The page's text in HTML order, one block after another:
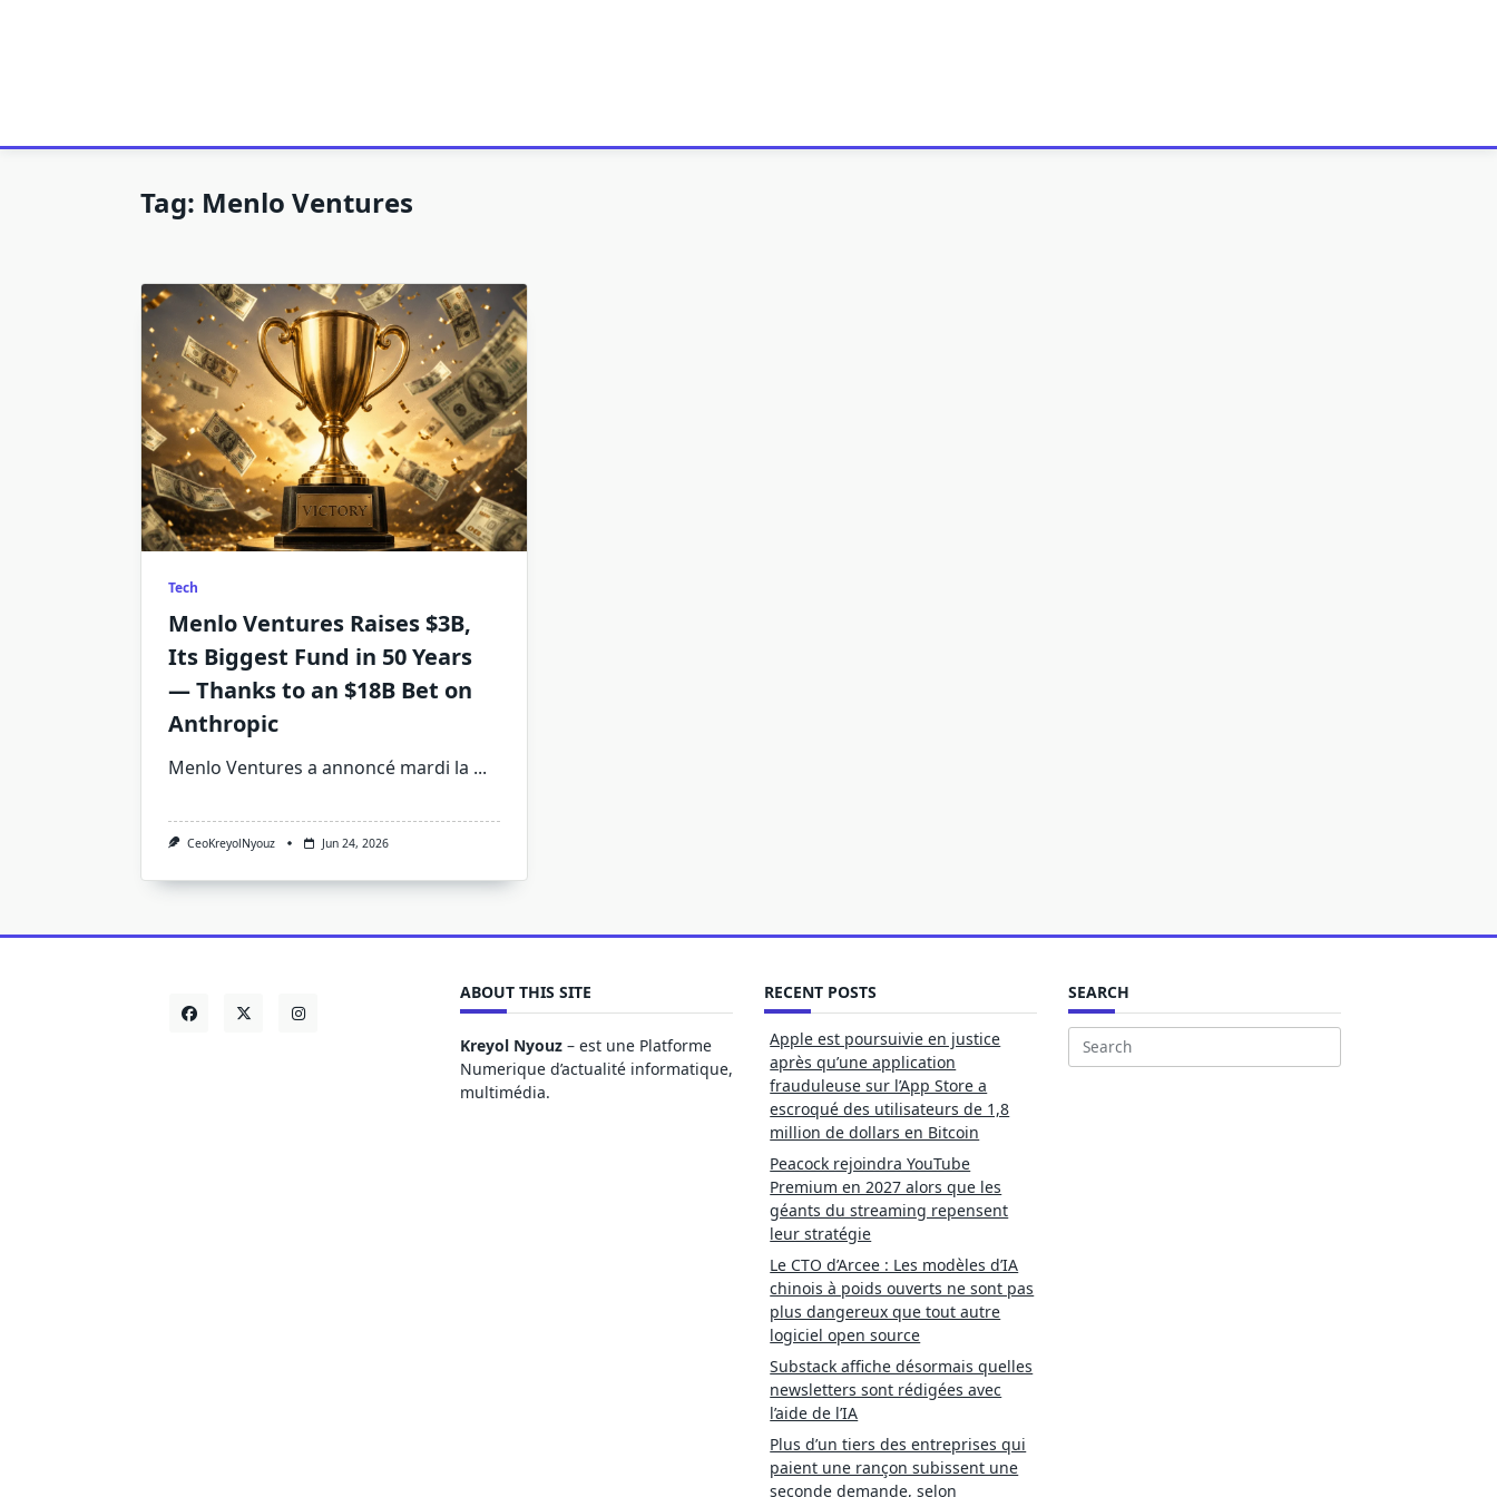
Tag: Menlo Ventures
Tech
Menlo Ventures Raises $3B,
Its Biggest Fund in 50 Years
— Thanks to an $18B Bet on
Anthropic
Menlo Ventures a annoncé mardi la ...
CeoKreyolNyouz Jun 24, 2026
ABOUT THIS SITE
Kreyol Nyouz – est une Platforme
Numerique d’actualité informatique,
multimédia.
RECENT POSTS
Apple est poursuivie en justice
après qu’une application
frauduleuse sur l’App Store a
escroqué des utilisateurs de 1,8
million de dollars en Bitcoin
Peacock rejoindra YouTube
Premium en 2027 alors que les
géants du streaming repensent
leur stratégie
Le CTO d’Arcee : Les modèles d’IA
chinois à poids ouverts ne sont pas
plus dangereux que tout autre
logiciel open source
Substack affiche désormais quelles
newsletters sont rédigées avec
l’aide de l’IA
Plus d’un tiers des entreprises qui
paient une rançon subissent une
seconde demande, selon
SEARCH
Search